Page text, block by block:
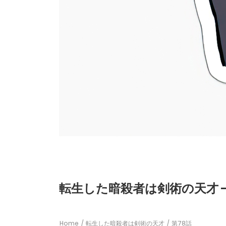
転生した暗殺者は剣術の天才
Home 転生した暗殺者は剣術の天才 第78話